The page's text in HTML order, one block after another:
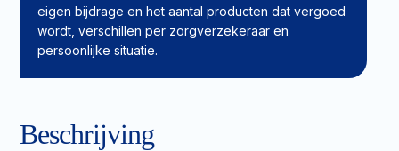
eigen bijdrage en het aantal producten dat vergoed
wordt, verschillen per zorgverzekeraar en
persoonlijke situatie.
Beschrijving